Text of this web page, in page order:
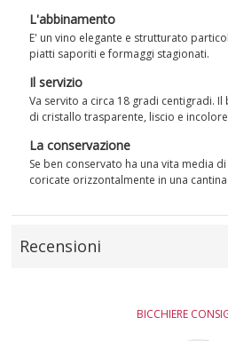
L'abbinamento
E' un vino elegante e strutturato
piatti saporiti e formaggi stagionati.
Il servizio
Va servito a circa 18 gradi centigradi.
di cristallo trasparente, liscio e
La conservazione
Se ben conservato ha una vita media
coricate orizzontalmente in una
Recensioni
BICCHIERE